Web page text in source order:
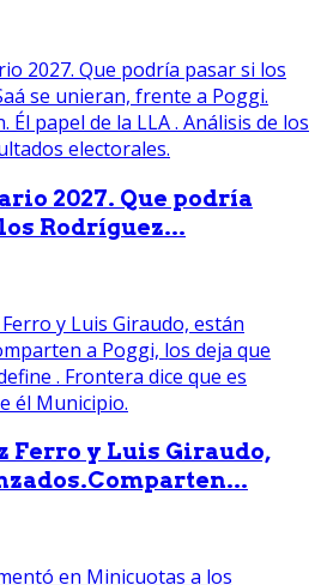
2027. Que podría
Rodríguez...
Ferro y Luis Giraudo,